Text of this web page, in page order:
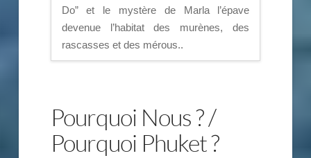
Do” et le mystère de Marla l’épave
devenue l’habitat des murènes, des
rascasses et des mérous..
Pourquoi Nous ? /
Pourquoi Phuket ?